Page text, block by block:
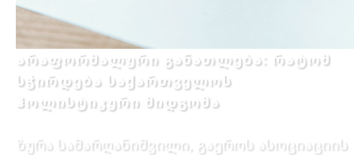
არაფორმალური განათლება: რატომ
სჭირდება საქართველოს
ჰოლისტიკური მიდგომა
ზურა სამარღანიშვილი, გაეროს ასოციაციის